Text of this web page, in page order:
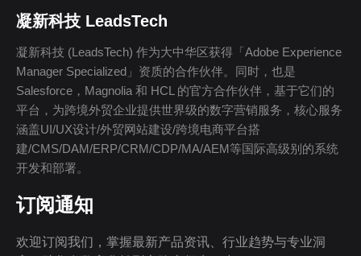
凝新科技 LeadsTech
凝新科技 (LeadsTech) 作为大中华区获得「Adobe Experience
Manager Specialized」资质的合作伙伴。同时，也是
Salesforce，Magnolia 和 HCL 的官方合作伙伴，基于它们的
平台，为跨境外贸企业提供世界级的数字营销服务，核心服务
涵盖UI/UX设计/外贸网站建设/跨境电商平台搭
建/CMS/DAM/ERP/CRM/CDP/MA/AEM等国际高级别的系统
开发和部署。
订阅通知
欢迎订阅我们，掌握最新产品资讯、行业趋势与专业洞